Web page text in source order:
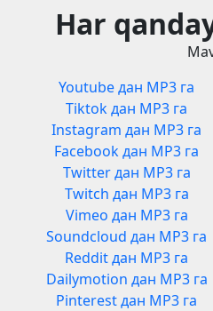
Har
Youtube дан MP3 га
Tiktok дан MP3 га
Instagram дан MP3 га
Facebook дан MP3 га
Twitter дан MP3 га
Twitch дан MP3 га
Vimeo дан MP3 га
Soundcloud дан MP3 га
Reddit дан MP3 га
Dailymotion дан MP3 га
Pinterest дан MP3 га